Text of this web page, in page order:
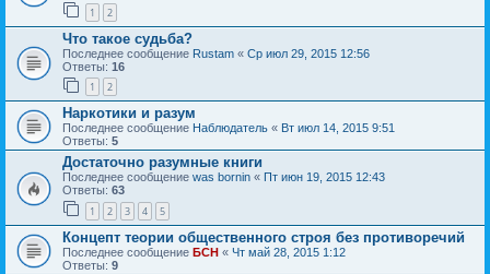
1 2
Что такое судьба?
Последнее сообщение Rustam « Ср июл 29, 2015 12:56
Ответы: 16
1 2
Наркотики и разум
Последнее сообщение Наблюдатель « Вт июл 14, 2015 9:51
Ответы: 5
Достаточно разумные книги
Последнее сообщение was bornin « Пт июн 19, 2015 12:43
Ответы: 63
1 2 3 4 5
Концепт теории общественного строя без противоречий
Последнее сообщение БСН « Чт май 28, 2015 1:12
Ответы: 9